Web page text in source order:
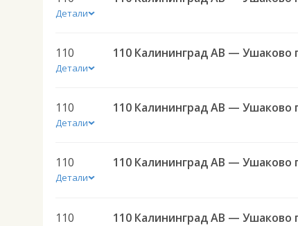
Детали
110
Детали
110 Калининград АВ — Ушаково
110
Детали
110 Калининград АВ — Ушаково
110
Детали
110 Калининград АВ — Ушаково
110 110 Калининград АВ — Ушаково